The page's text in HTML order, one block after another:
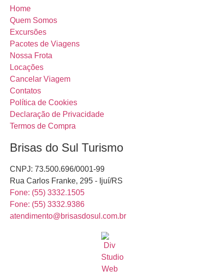
Home
Quem Somos
Excursões
Pacotes de Viagens
Nossa Frota
Locações
Cancelar Viagem
Contatos
Política de Cookies
Declaração de Privacidade
Termos de Compra
Brisas do Sul Turismo
CNPJ: 73.500.696/0001-99
Rua Carlos Franke, 295 - Ijuí/RS
Fone: (55) 3332.1505
Fone: (55) 3332.9386
atendimento@brisasdosul.com.br